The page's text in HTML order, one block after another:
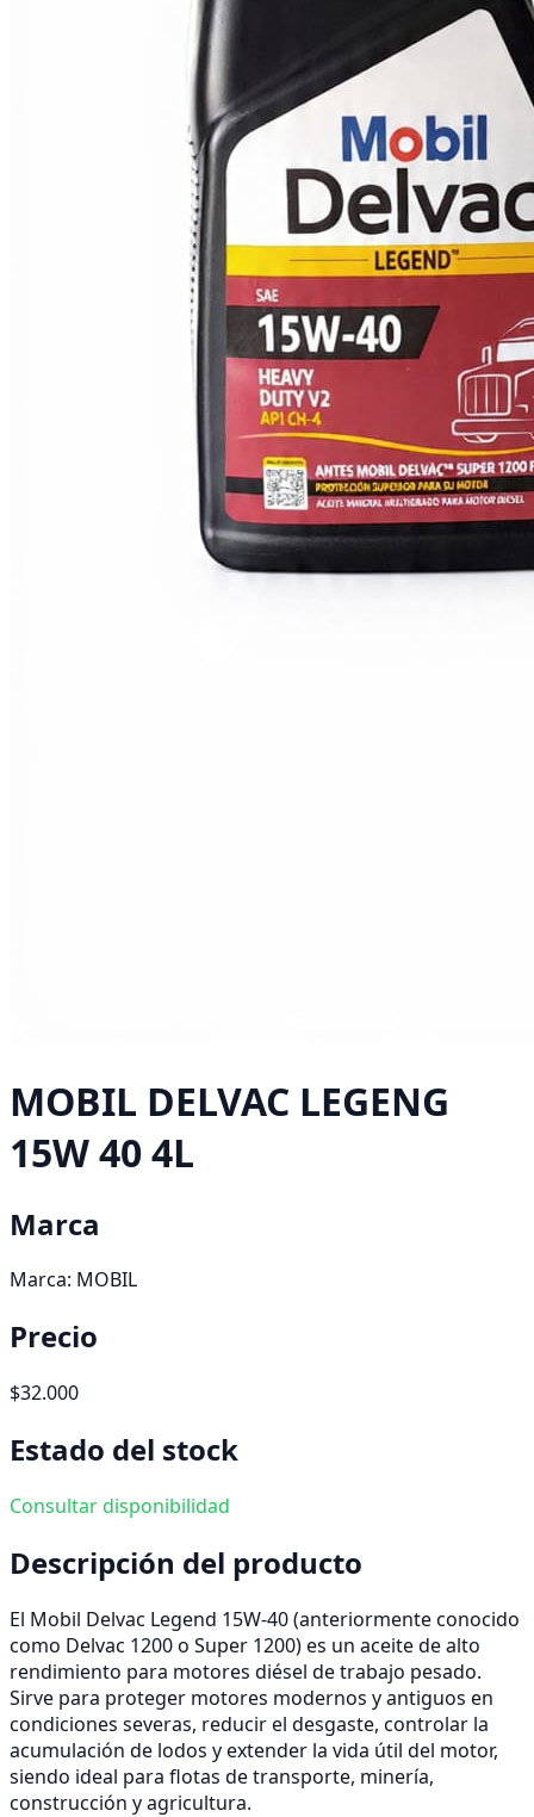
MOBIL DELVAC LEGENG
15W 40 4L
Marca
Marca: MOBIL
Precio
$32.000
Estado del stock
Consultar disponibilidad
Descripción del producto
El Mobil Delvac Legend 15W-40 (anteriormente conocido
como Delvac 1200 o Super 1200) es un aceite de alto
rendimiento para motores diésel de trabajo pesado.
Sirve para proteger motores modernos y antiguos en
condiciones severas, reducir el desgaste, controlar la
acumulación de lodos y extender la vida útil del motor,
siendo ideal para flotas de transporte, minería,
construcción y agricultura.